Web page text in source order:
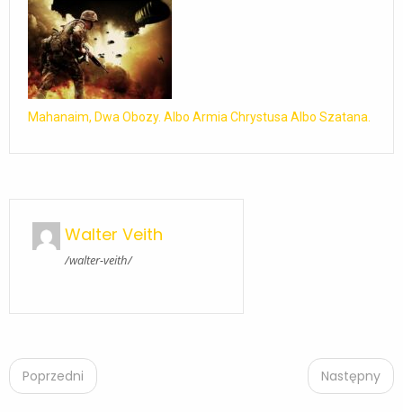
Mahanaim, Dwa Obozy. Albo Armia Chrystusa Albo Szatana.
Walter Veith
/walter-veith/
o
s
Poprzedni Następny